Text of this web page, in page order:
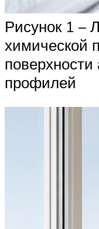
Рисунок 1 –
химической
профилей